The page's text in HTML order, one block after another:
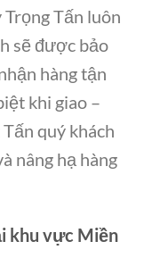
Tấn luôn
sẽ được bảo
hàng tận
khi giao –
quý khách
nâng hạ hàng
khu vực Miền